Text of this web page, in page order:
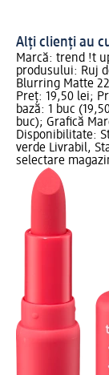
Alți clienți au
Marcă: trend !t
produsului: Ruj
Blurring Matte
Preț: 19,50 lei;
bază: 1 buc
buc); Grafică
Disponibilitate:
verde Livrabil,
selectare